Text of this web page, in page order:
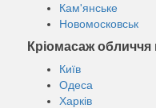
Кам'янське
Новомосковськ
Кріомасаж обличчя
Київ
Одеса
Харків